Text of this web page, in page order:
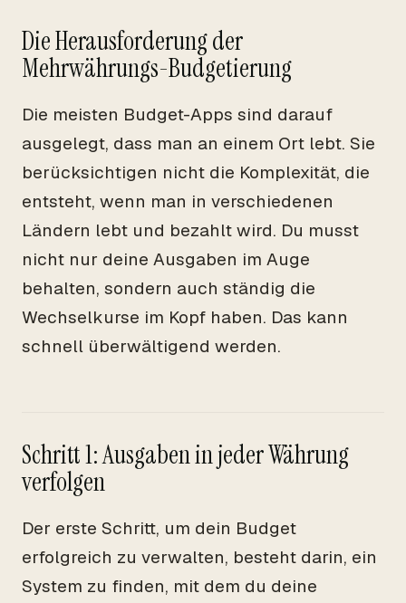
Die Herausforderung der
Mehrwährungs-Budgetierung
Die meisten Budget-Apps sind darauf
ausgelegt, dass man an einem Ort lebt. Sie
berücksichtigen nicht die Komplexität, die
entsteht, wenn man in verschiedenen
Ländern lebt und bezahlt wird. Du musst
nicht nur deine Ausgaben im Auge
behalten, sondern auch ständig die
Wechselkurse im Kopf haben. Das kann
schnell überwältigend werden.
Schritt 1: Ausgaben in jeder Währung
verfolgen
Der erste Schritt, um dein Budget
erfolgreich zu verwalten, besteht darin, ein
System zu finden, mit dem du deine